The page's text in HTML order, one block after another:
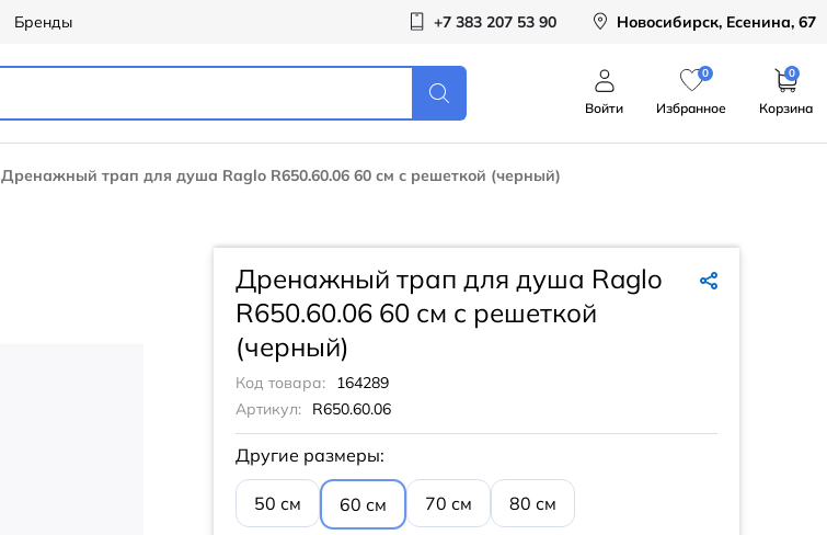
Бренды +7 383 207 53 90 Новосибирск, Есенина, 67
Войти
0
Избранное
0
Корзина
Дренажный трап для душа Raglo R650.60.06 60 см с решеткой (черный)
Дренажный трап для душа Raglo
R650.60.06 60 см с решеткой
(черный)
Код товара:
164289
Артикул:
R650.60.06
Другие размеры:
50 см 60 см 70 см 80 см